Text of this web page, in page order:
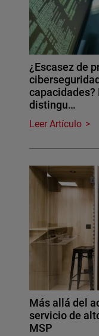
¿Escasez de
capacidades?
distingu…
Leer Artículo
Más allá del
servicio de
MSP